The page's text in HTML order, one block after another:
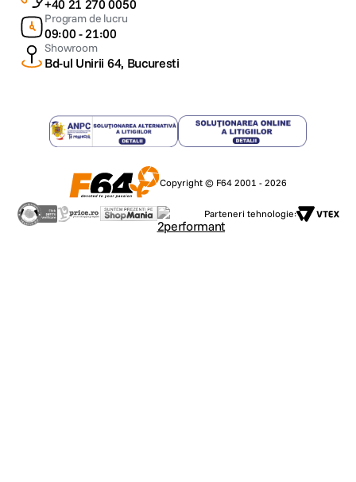
+40 21 270 0050
Program de lucru
09:00 - 21:00
Showroom
Bd-ul Unirii 64, Bucuresti
Copyright © F64 2001 - 2026
Parteneri tehnologie: